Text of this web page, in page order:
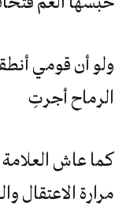
ولو أن قومي
الرماح أجرتِ
كما عاش
مرارة الاعتقال